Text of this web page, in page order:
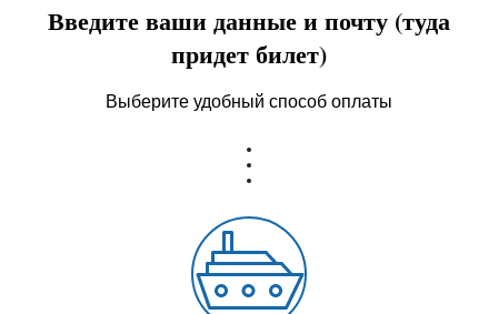
Введите ваши данные и почту (туда
придет билет)
Выберите удобный способ оплаты